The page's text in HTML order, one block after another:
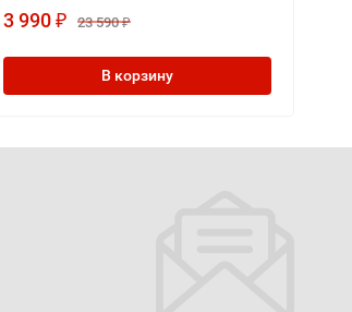
3 990 ₽ 23 590 ₽
В корзину